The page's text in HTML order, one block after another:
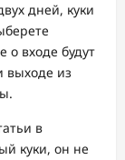
дней, куки
о входе будут
выходе из
в
куки, он не